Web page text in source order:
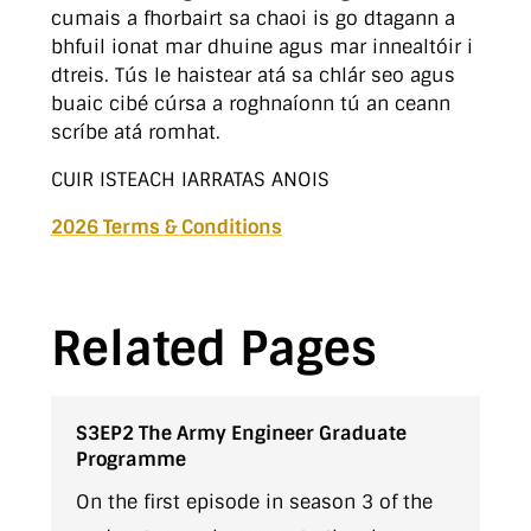
cumais a fhorbairt sa chaoi is go dtagann a
bhfuil ionat mar dhuine agus mar innealtóir i
dtreis. Tús le haistear atá sa chlár seo agus
buaic cibé cúrsa a roghnaíonn tú an ceann
scríbe atá romhat.
CUIR ISTEACH IARRATAS ANOIS
2026 Terms & Conditions
Related Pages
S3EP2 The Army Engineer Graduate
Programme
On the first episode in season 3 of the